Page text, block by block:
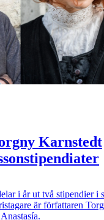
Karnstedt
i år ut två stipendier i
är författaren